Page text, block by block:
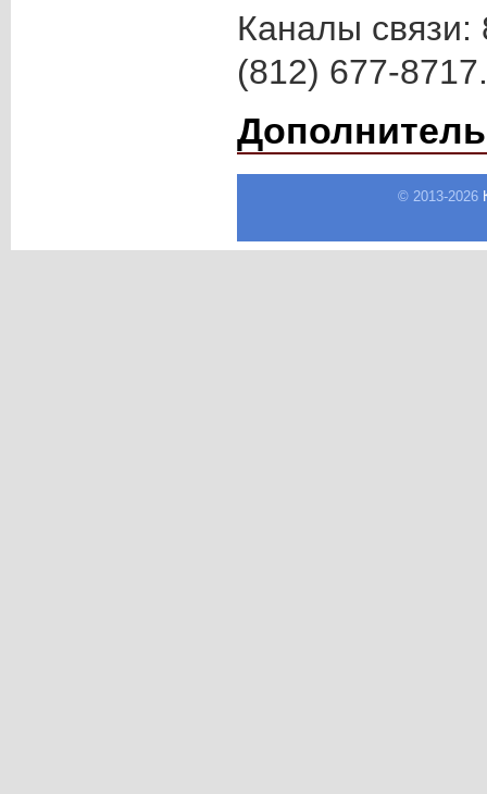
Каналы связи:
(812) 677-8717.
© 2013-2026